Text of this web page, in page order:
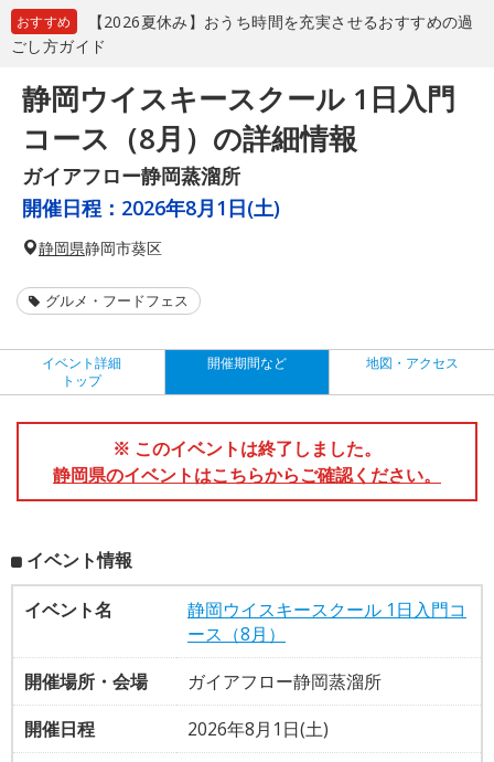
おすすめ
【2026夏休み】おうち時間を充実させるおすすめの過
ごし方ガイド
静岡ウイスキースクール 1日入門
コース（8月）の詳細情報
ガイアフロー静岡蒸溜所
開催日程： 2026年8月1日(土)
静岡県静岡市葵区
グルメ・フードフェス
イベント詳細
トップ
開催期間など 地図・アクセス
※ このイベントは終了しました。
静岡県のイベントはこちらからご確認ください。
イベント情報
イベント名
静岡ウイスキースクール 1日入門コ
ース（8月）
開催場所・会場
ガイアフロー静岡蒸溜所
開催日程
2026年8月1日(土)